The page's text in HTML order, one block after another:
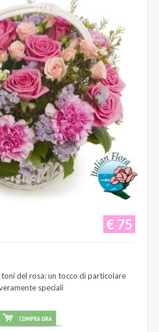
€ 75
del rosa: un tocco di particolare
speciali